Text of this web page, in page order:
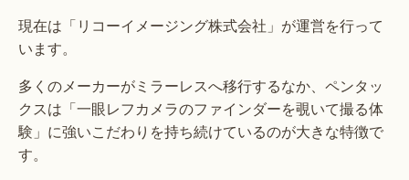
現在は「リコーイメージング株式会社」が運営を行って
います。
多くのメーカーがミラーレスへ移行するなか、ペンタッ
クスは「一眼レフカメラのファインダーを覗いて撮る体
験」に強いこだわりを持ち続けているのが大きな特徴で
す。